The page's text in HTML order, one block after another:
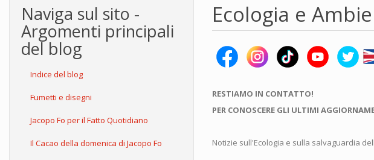
Naviga sul sito -
Argomenti principali
del blog
Indice del blog
Fumetti e disegni
Jacopo Fo per il Fatto Quotidiano
Il Cacao della domenica di Jacopo Fo
Ecologia e
RESTIAMO IN CONTATTO!
PER CONOSCERE GLI ULTIMI
Notizie sull'Ecologia e sulla salvaguardia